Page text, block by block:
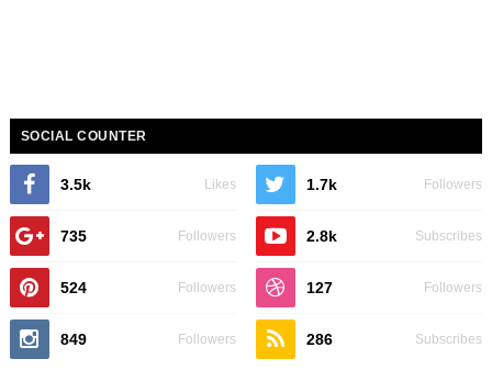
SOCIAL COUNTER
3.5k Likes 1.7k Followers
735 Followers 2.8k Subscribes
524 Followers 127 Followers
849 Followers 286 Subscribes